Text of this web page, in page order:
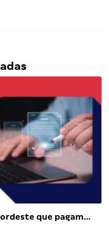
que pagam…